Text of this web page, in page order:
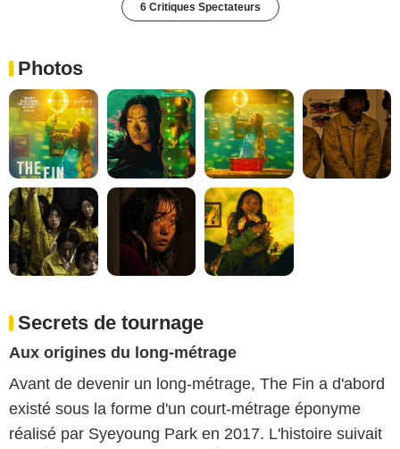
6 Critiques Spectateurs
Photos
Secrets de tournage
Aux origines du long-métrage
Avant de devenir un long-métrage, The Fin a d'abord
existé sous la forme d'un court-métrage éponyme
réalisé par Syeyoung Park en 2017. L'histoire suivait